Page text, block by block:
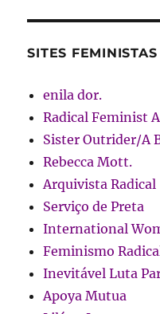
SITES FEMINISTAS
enila dor.
Radical Feminist
Sister Outrider/A
Rebecca Mott.
Arquivista Radical
Serviço de Preta
International
Feminismo
Inevitável Luta
Apoya Mutua